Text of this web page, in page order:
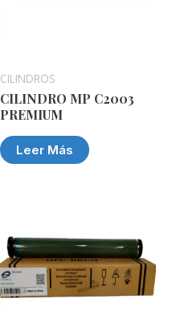
CILINDROS
CILINDRO MP C2003
PREMIUM
Leer Más